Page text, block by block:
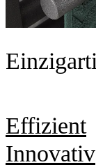
Effizient
Innovativ